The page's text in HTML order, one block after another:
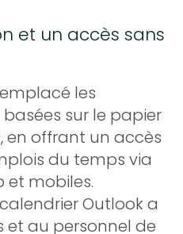
et un accès sans
les
sur le papier
en offrant un accès
du temps via
et mobiles.
Outlook a
et au personnel de